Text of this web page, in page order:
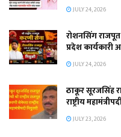
JULY 24, 2026
रोशनसिंग राजपूत
प्रदेश कार्यकारी
JULY 24, 2026
ठाकूर सूरजसिंह
राष्ट्रीय
JULY 23, 2026